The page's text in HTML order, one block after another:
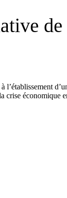
crise